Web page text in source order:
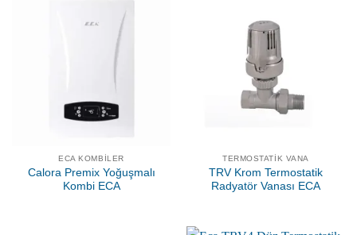
ECA KOMBILER
Calora Premix Yoğuşmalı
Kombi ECA
TERMOSTATIK VANA
TRV Krom Termostatik
Radyatör Vanası ECA